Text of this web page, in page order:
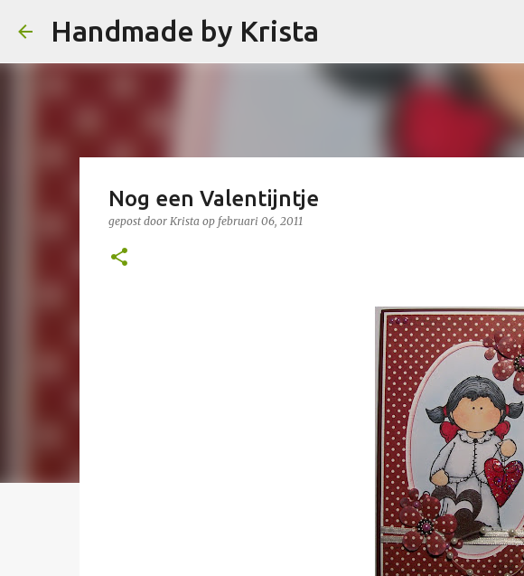
Handmade by Krista
Nog een Valentijntje
gepost door Krista op februari 06, 2011